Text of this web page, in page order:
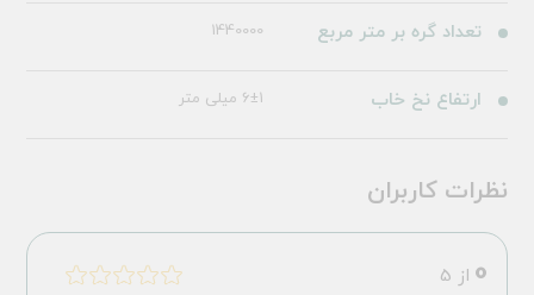
تعداد گره بر متر مربع 1440000
ارتفاع نخ خاب 6±1 میلی متر
نظرات کاربران
0 از 5